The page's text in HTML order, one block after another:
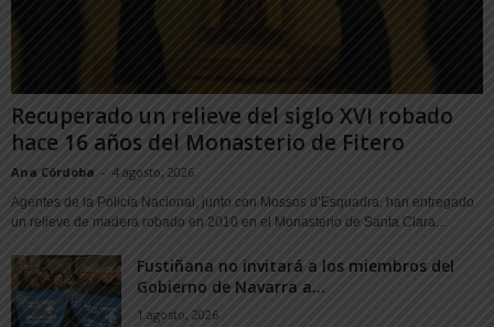
Recuperado un relieve del siglo XVI robado
hace 16 años del Monasterio de Fitero
Ana Córdoba - 4 agosto, 2026
Agentes de la Policía Nacional, junto con Mossos d’Esquadra, han entregado
un relieve de madera robado en 2010 en el Monasterio de Santa Clara...
Fustiñana no invitará a los miembros del
Gobierno de Navarra a...
1 agosto, 2026